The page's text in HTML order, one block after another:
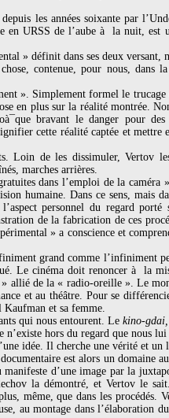
les années soixante par
URSS de l’aube à la nuit, est
» définit dans ses deux versant,
contenue, pour nous, dans
». Simplement formel le trucage
en plus sur la réalité montrée.
bravant le danger pour
cette réalité captée et mettre
Loin de les dissimuler, Vertov
marches arrières.
dans l’emploi de la caméra
humaine. Dans ce sens, mais
personnel du regard porté
de la fabrication de ces
» a conscience et
grand comme l’infiniment
Le cinéma doit renoncer à la
allié de la « radio-oreille ». Le
et au théâtre. Pour se
et sa femme.
qui nous entourent. Le kino-gdai,
hors du regard que nous lui
idée. Il cherche une vérité et un
est alors un domaine
d’une image par la
la démontré, et Vertov le
même, que dans les procédés.
au montage dans l’élaboration